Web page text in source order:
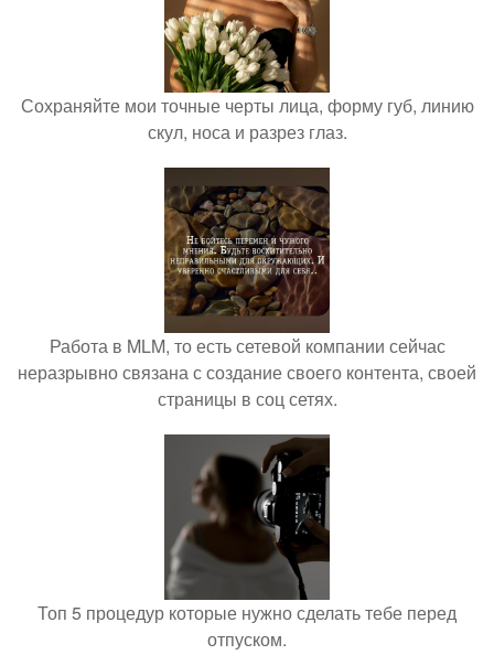
Сохраняйте мои точные черты лица, форму губ, линию
скул, носа и разрез глаз.
Работа в MLM, то есть сетевой компании сейчас
неразрывно связана с создание своего контента, своей
страницы в соц сетях.
Топ 5 процедур которые нужно сделать тебе перед
отпуском.